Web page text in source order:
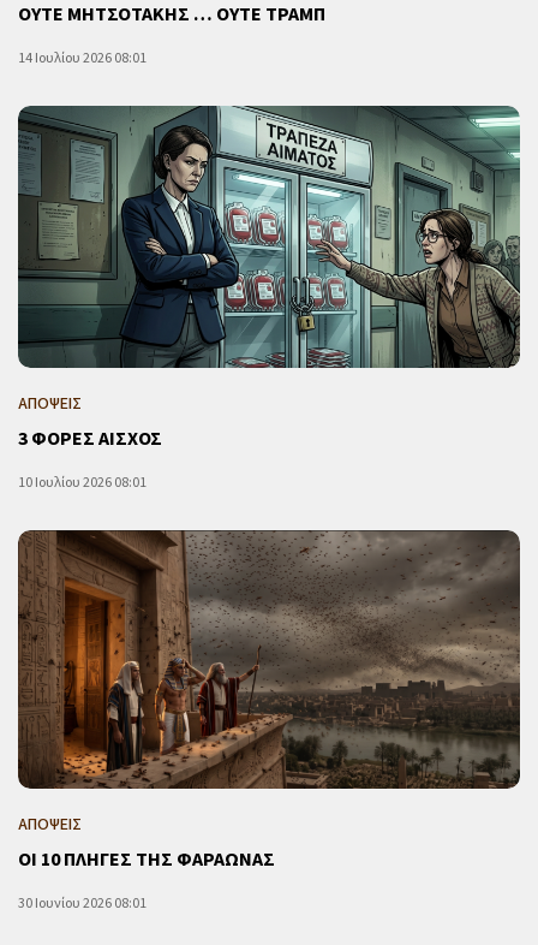
ΟΥΤΕ ΜΗΤΣΟΤΑΚΗΣ … ΟΥΤΕ ΤΡΑΜΠ
14 Ιουλίου 2026 08:01
ΑΠΟΨΕΙΣ
3 ΦΟΡΕΣ ΑΙΣΧΟΣ
10 Ιουλίου 2026 08:01
ΑΠΟΨΕΙΣ
ΟΙ 10 ΠΛΗΓΕΣ ΤΗΣ ΦΑΡΑΩΝΑΣ
30 Ιουνίου 2026 08:01